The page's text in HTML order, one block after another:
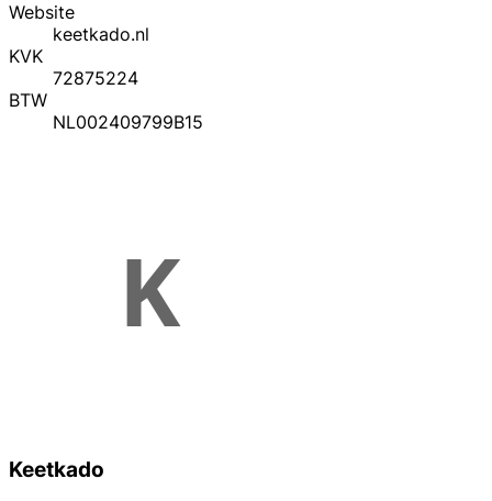
Website
keetkado.nl
KVK
72875224
BTW
NL002409799B15
Keetkado